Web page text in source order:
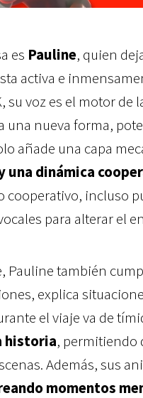
es Pauline, quien
activa e
su voz es el motor de
una nueva forma,
añade una capa
una dinámica
cooperativo, incluso
para alterar el
Pauline también
explica
el viaje va de
historia, permitiendo
Además, sus
momentos